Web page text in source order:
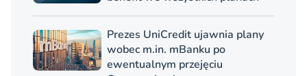
Prezes UniCredit ujawnia plany
wobec m.in. mBanku po
ewentualnym przejęciu